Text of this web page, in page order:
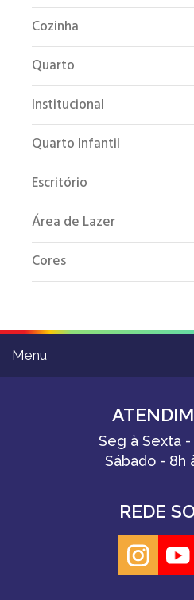
Cozinha
Quarto
Institucional
Quarto Infantil
Escritório
Área de Lazer
Cores
Menu
Seg à Sexta -
Sábado - 8h
REDE